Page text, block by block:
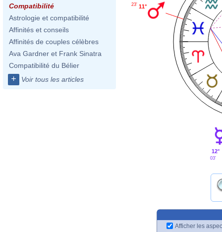
Compatibilité
Astrologie et compatibilité
Affinités et conseils
Affinités de couples célèbres
Ava Gardner et Frank Sinatra
Compatibilité du Bélier
+ Voir tous les articles
11°
23'
12°
03'
Afficher les